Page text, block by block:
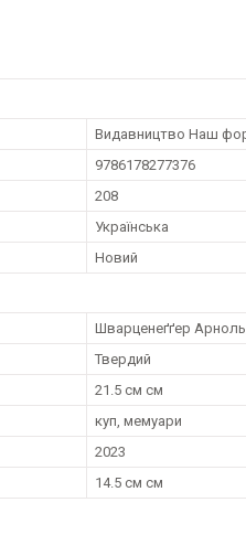
Видавництво Наш
9786178277376
208
Українська
Новий
Шварценеґґер
Твердий
21.5 см см
куп, мемуари
2023
14.5 см см